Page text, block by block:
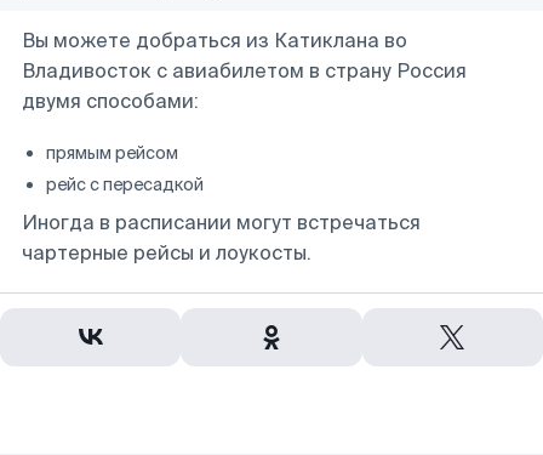
Вы можете добраться из Катиклана во
Владивосток с авиабилетом в страну Россия
двумя способами:
прямым рейсом
рейс с пересадкой
Иногда в расписании могут встречаться
чартерные рейсы и лоукосты.